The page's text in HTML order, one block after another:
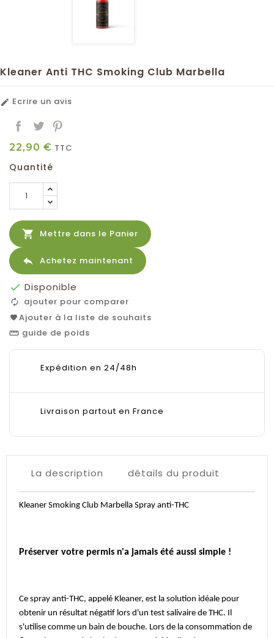
Kleaner Anti THC Smoking Club Marbella
 Ecrire un avis
22,90 € TTC
Quantité
 Mettre dans le Panier
 Achetez maintenant
 Disponible
ajouter pour comparer
Ajouter à la liste de souhaits
straighten guide de poids
Expédition en 24/48h
Livraison partout en France
La description détails du produit
Kleaner Smoking Club Marbella Spray anti-THC
Préserver votre permis n'a jamais été aussi simple !
Ce spray anti-THC, appelé Kleaner, est la solution idéale pour
obtenir un résultat négatif lors d'un test salivaire de THC. Il
s'utilise comme un bain de bouche. Lors de la consommation de